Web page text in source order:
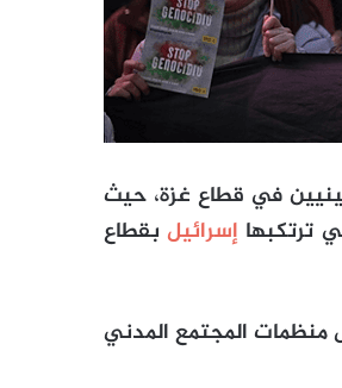
في قطاع غزة، حيث
ترتكبها إسرائيل بقطاع
منظمات المجتمع المدني